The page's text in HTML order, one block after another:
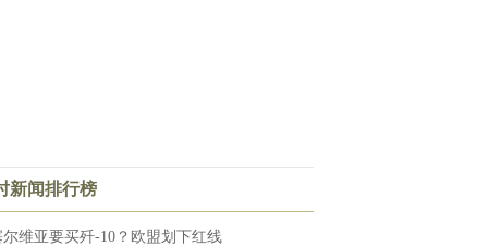
新闻排行榜
尔维亚要买歼-10？欧盟划下红线